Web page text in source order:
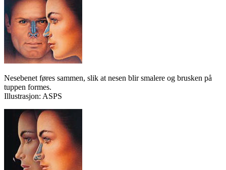
Nesebenet føres sammen, slik at nesen blir smalere og brusken på
tuppen formes.
Illustrasjon: ASPS